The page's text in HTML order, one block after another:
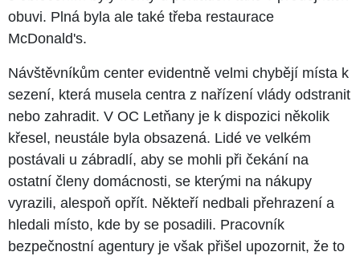
obuvi. Plná byla ale také třeba restaurace
McDonald's.
Návštěvníkům center evidentně velmi chybějí místa k
sezení, která musela centra z nařízení vlády odstranit
nebo zahradit. V OC Letňany je k dispozici několik
křesel, neustále byla obsazená. Lidé ve velkém
postávali u zábradlí, aby se mohli při čekání na
ostatní členy domácnosti, se kterými na nákupy
vyrazili, alespoň opřít. Někteří nedbali přehrazení a
hledali místo, kde by se posadili. Pracovník
bezpečnostní agentury je však přišel upozornit, že to